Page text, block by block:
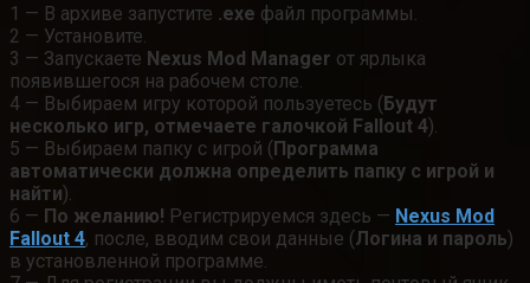
1 — В архиве запустите .exe файл программы.
2 — Установите.
3 — Запускаете Nexus Mod Manager от ярлыка
появившегося на рабочем столе.
4 — Выбираем игру которой пользуетесь (Будут
несколько игр, отмечаете галочкой Fallout 4).
5 — Выбираем папку с игрой (Программа
автоматически должна определить папку с игрой и
найти).
6 — По желанию! Регистрируемся здесь — Nexus Mod
Fallout 4, после, вводим свои данные (Логина и пароль)
в установленной программе.